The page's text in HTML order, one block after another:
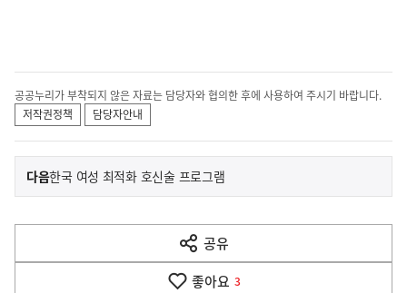
공공누리가 부착되지 않은 자료는 담당자와 협의한 후에 사용하여 주시기 바랍니다.
저작권정책
담당자안내
이
전
다
음
다음기
사
한국 여성 최적화 호신술 프로그램
공유
열
기
좋아요 3